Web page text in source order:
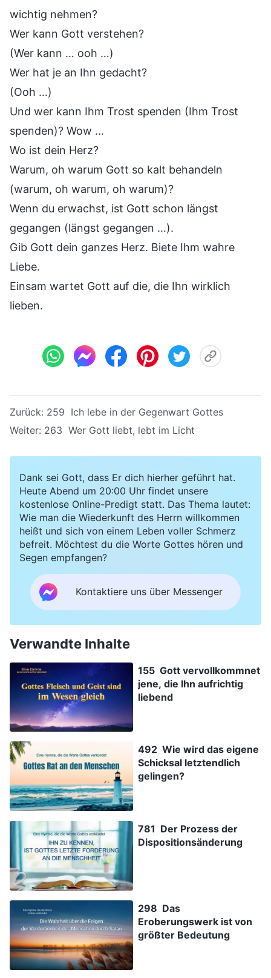
wichtig nehmen?
Wer kann Gott verstehen?
(Wer kann … ooh …)
Wer hat je an Ihn gedacht?
(Ooh …)
Und wer kann Ihm Trost spenden (Ihm Trost
spenden)? Wow …
Wo ist dein Herz?
Warum, oh warum Gott so kalt behandeln
(warum, oh warum, oh warum)?
Wenn du erwachst, ist Gott schon längst
gegangen (längst gegangen …).
Gib Gott dein ganzes Herz. Biete Ihm wahre
Liebe.
Einsam wartet Gott auf die, die Ihn wirklich
lieben.
Zurück: 259 Ich lebe in der Gegenwart Gottes
Weiter: 263 Wer Gott liebt, lebt im Licht
Dank sei Gott, dass Er dich hierher geführt hat.
Heute Abend um 20:00 Uhr findet unsere
kostenlose Online-Predigt statt. Das Thema lautet:
Wie man die Wiederkunft des Herrn willkommen
heißt und sich von einem Leben voller Schmerz
befreit. Möchtest du die Worte Gottes hören und
Segen empfangen?
Kontaktiere uns über Messenger
Verwandte Inhalte
155 Gott vervollkommnet
jene, die Ihn aufrichtig
liebend
492 Wie wird das eigene
Schicksal letztendlich
gelingen?
781 Der Prozess der
Dispositionsänderung
298 Das
Eroberungswerk ist von
größter Bedeutung